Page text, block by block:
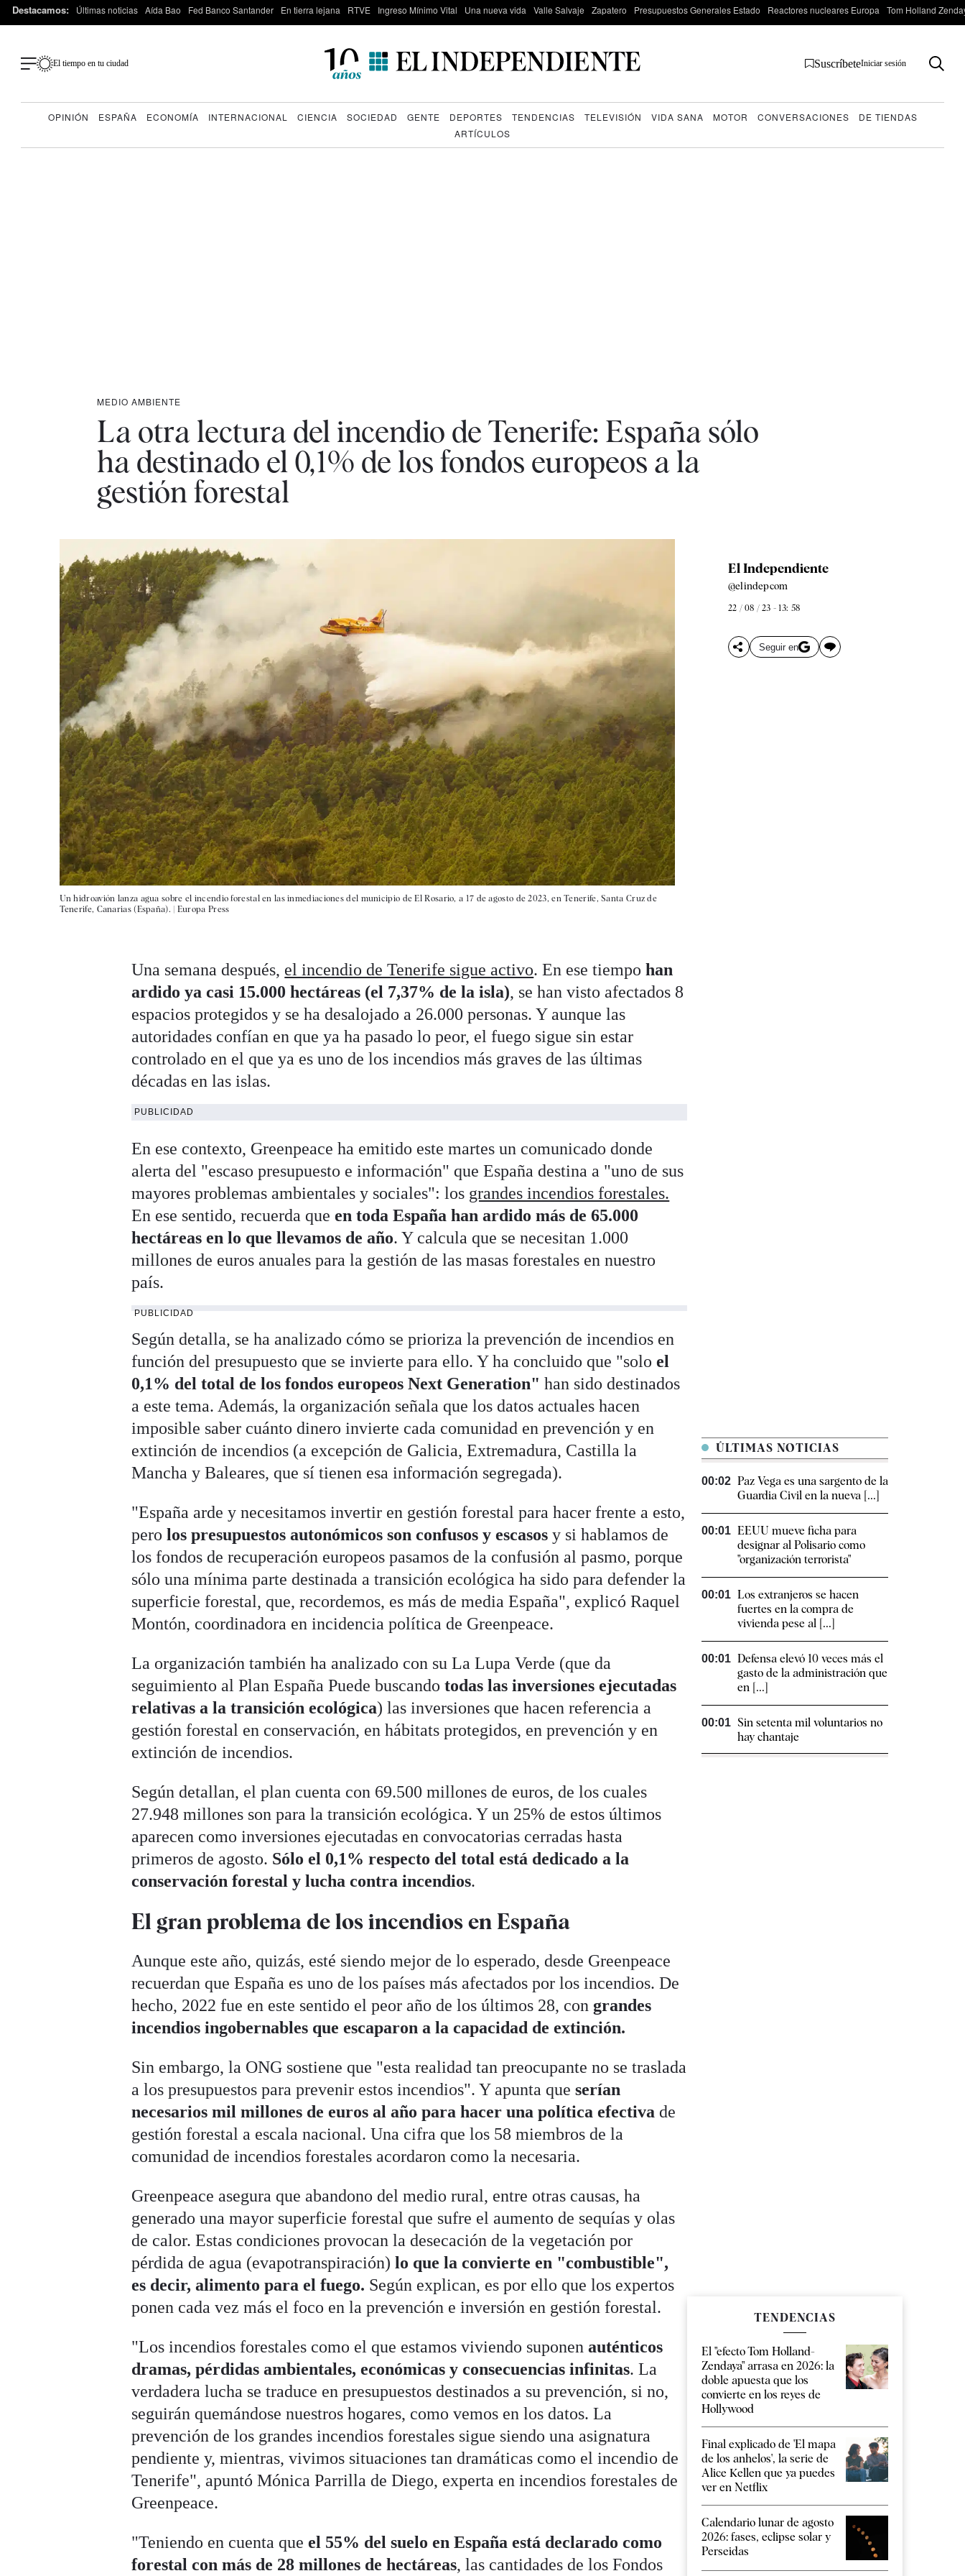
Destacamos: Últimas noticias Aída Bao Fed Banco Santander En tierra lejana RTVE Ingreso Mínimo Vital Una nueva vida Valle Salvaje Zapatero Presupuestos Generales Estado Reactores nucleares Europa Tom Holland
El tiempo en tu ciudad SuscríbeteIniciar sesión
OPINIÓN ESPAÑA ECONOMÍA INTERNACIONAL CIENCIA SOCIEDAD GENTE DEPORTES TENDENCIAS TELEVISIÓN VIDA SANA MOTOR CONVERSACIONES
DE TIENDAS
ARTÍCULOS
MEDIO AMBIENTE
La otra lectura del incendio de Tenerife: España sólo
ha destinado el 0,1% de los fondos europeos a la
gestión forestal
Un hidroavión lanza agua sobre el incendio forestal en las inmediaciones del municipio de El Rosario, a 17 de agosto de 2023, en Tenerife, Santa Cruz de
Tenerife, Canarias (España). | Europa Press
El Independiente
@elindepcom
22 / 08 / 23 - 13: 58
Seguir en
Una semana después, el incendio de Tenerife sigue activo. En ese tiempohan
ardido ya casi 15.000 hectáreas (el 7,37% de la isla), se han visto afectados 8
espacios protegidos y se ha desalojado a 26.000 personas. Y aunque las
autoridades confían en que ya ha pasado lo peor, el fuego sigue sin estar
controlado en el que ya es uno de los incendios más graves de las últimas
décadas en las islas.
PUBLICIDAD
En ese contexto, Greenpeace ha emitido este martes un comunicado donde
alerta del "escaso presupuesto e información" que España destina a "uno de sus
mayores problemas ambientales y sociales": los grandes incendios forestales.
En ese sentido, recuerda queen toda España han ardido más de 65.000
hectáreas en lo que llevamos de año. Y calcula que se necesitan 1.000
millones de euros anuales para la gestión de las masas forestales en nuestro
país.
PUBLICIDAD
Según detalla, se ha analizado cómo se prioriza la prevención de incendios en
función del presupuesto que se invierte para ello. Y ha concluido que "soloel
0,1% del total de los fondos europeos Next Generation"han sido destinados
a este tema. Además, la organización señala que los datos actuales hacen
imposible saber cuánto dinero invierte cada comunidad en prevención y en
extinción de incendios (a excepción de Galicia, Extremadura, Castilla la
Mancha y Baleares, que sí tienen esa información segregada).
"España arde y necesitamos invertir en gestión forestal para hacer frente a esto,
perolos presupuestos autonómicos son confusos y escasosy si hablamos de
los fondos de recuperación europeos pasamos de la confusión al pasmo, porque
sólo una mínima parte destinada a transición ecológica ha sido para defender la
superficie forestal, que, recordemos, es más de media España", explicó Raquel
Montón, coordinadora en incidencia política de Greenpeace.
La organización también ha analizado con su La Lupa Verde (que da
seguimiento al Plan España Puede buscando todas las inversiones ejecutadas
relativas a la transición ecológica) las inversiones que hacen referencia a
gestión forestal en conservación, en hábitats protegidos, en prevención y en
extinción de incendios.
Según detallan, el plan cuenta con 69.500 millones de euros, de los cuales
27.948 millones son para la transición ecológica. Y un 25% de estos últimos
aparecen como inversiones ejecutadas en convocatorias cerradas hasta
primeros de agosto. Sólo el 0,1% respecto del total está dedicado a la
conservación forestal y lucha contra incendios.
El gran problema de los incendios en España
Aunque este año, quizás, esté siendo mejor de lo esperado, desde Greenpeace
recuerdan que España es uno de los países más afectados por los incendios. De
hecho, 2022 fue en este sentido el peor año de los últimos 28, con grandes
incendios ingobernables que escaparon a la capacidad de extinción.
Sin embargo, la ONG sostiene que "esta realidad tan preocupante no se traslada
a los presupuestos para prevenir estos incendios". Y apunta queserían
necesarios mil millones de euros al año para hacer una política efectiva de
gestión forestal a escala nacional. Una cifra que los 58 miembros de la
comunidad de incendios forestales acordaron como la necesaria.
Greenpeace asegura que abandono del medio rural, entre otras causas, ha
generado una mayor superficie forestal que sufre el aumento de sequías y olas
de calor. Estas condiciones provocan la desecación de la vegetación por
pérdida de agua (evapotranspiración)lo que la convierte en "combustible",
es decir, alimento para el fuego. Según explican, es por ello que los expertos
ponen cada vez más el foco en la prevención e inversión en gestión forestal.
"Los incendios forestales como el que estamos viviendo suponen auténticos
dramas, pérdidas ambientales, económicas y consecuencias infinitas. La
verdadera lucha se traduce en presupuestos destinados a su prevención, si no,
seguirán quemándose nuestros hogares, como vemos en los datos. La
prevención de los grandes incendios forestales sigue siendo una asignatura
pendiente y, mientras, vivimos situaciones tan dramáticas como el incendio de
Tenerife", apuntó Mónica Parrilla de Diego, experta en incendios forestales de
Greenpeace.
"Teniendo en cuenta queel 55% del suelo en España está declarado como
forestal con más de 28 millones de hectáreas, las cantidades de los Fondos
ÚLTIMAS NOTICIAS
00:02 Paz Vega es una sargento de la
Guardia Civil en la nueva [...]
00:01 EEUU mueve ficha para
designar al Polisario como
"organización terrorista"
00:01 Los extranjeros se hacen
fuertes en la compra de
vivienda pese al [...]
00:01 Defensa elevó 10 veces más el
gasto de la administración que
en [...]
00:01 Sin setenta mil voluntarios no
hay chantaje
TENDENCIAS
El "efecto Tom Holland-
Zendaya" arrasa en 2026: la
doble apuesta que los
convierte en los reyes de
Hollywood
Final explicado de 'El mapa
de los anhelos', la serie de
Alice Kellen que ya puedes
ver en Netflix
Calendario lunar de agosto
2026: fases, eclipse solar y
Perseidas